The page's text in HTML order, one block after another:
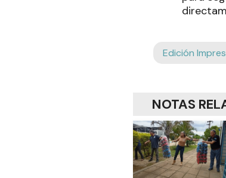
Edición
NOTAS